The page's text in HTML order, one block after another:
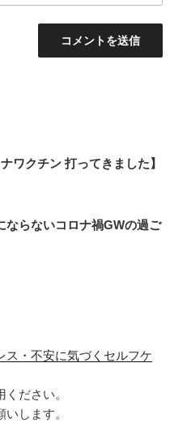
ワクチン 打ってきました】
ならないコロナ禍GWの過ご
ス・不安に気づくセルフケ
ださい。
します。